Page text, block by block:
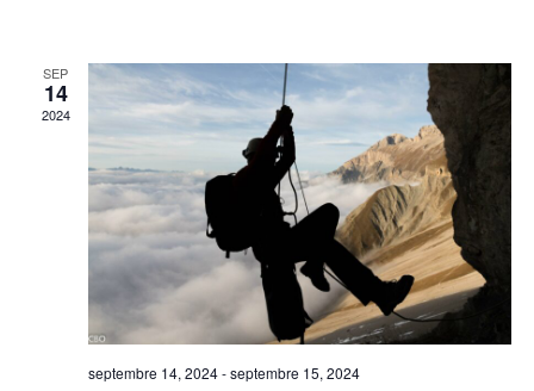
SEP
14
2024
septembre 14, 2024-septembre 15, 2024